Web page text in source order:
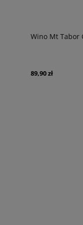
Wino Mt Tabor
89,90 zł